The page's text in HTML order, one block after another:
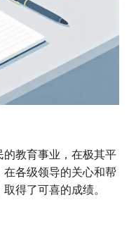
教育事业，在极其平
各级领导的关心和帮
得了可喜的成绩。